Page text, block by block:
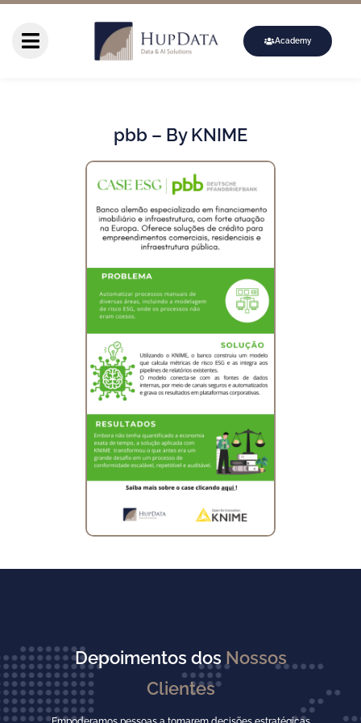
Academy
pbb – By KNIME
Depoimentos dos Nossos
Clientes